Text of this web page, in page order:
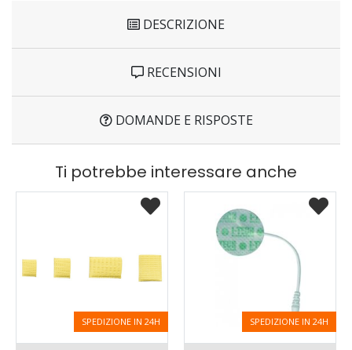
DESCRIZIONE
RECENSIONI
DOMANDE E RISPOSTE
Ti potrebbe interessare anche
SPEDIZIONE IN 24H SPEDIZIONE IN 24H